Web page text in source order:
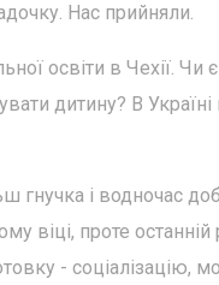
Нас прийняли.
освіти в Чехії. Чи є
дитину? В
гнучка і водночас
віці, проте останній
- соціалізацію,